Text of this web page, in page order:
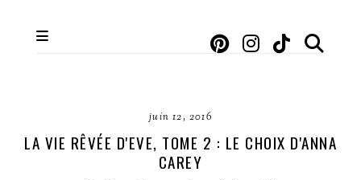
juin 12, 2016
LA VIE RÊVÉE D'EVE, TOME 2 : LE CHOIX D'ANNA
CAREY